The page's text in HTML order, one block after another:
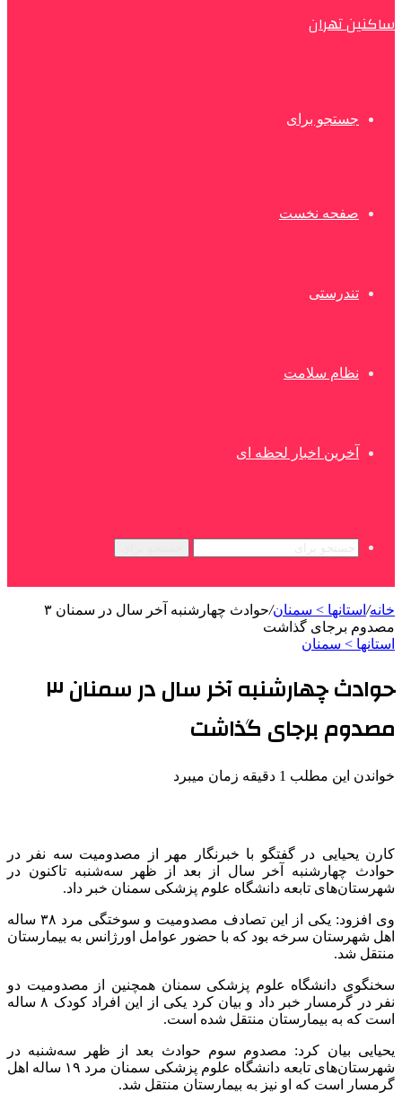
ساکنین تهران
جستجو برای
صفحه نخست
تندرستی
نظام سلامت
آخرین اخبار لحظه ای
خانه/ استانها > سمنان/
حوادث چهارشنبه آخر سال در سمنان ۳
مصدوم برجای گذاشت
استانها > سمنان
حوادث چهارشنبه آخر سال در سمنان ۳
مصدوم برجای گذاشت
خواندن این مطلب 1 دقیقه زمان میبرد
کارن یحیایی در گفتگو با خبرنگار مهر از مصدومیت سه نفر در
حوادث چهارشنبه آخر سال از بعد از ظهر سه‌شنبه تاکنون در
شهرستان‌های تابعه دانشگاه علوم پزشکی سمنان خبر داد.
وی افزود: یکی از این تصادف مصدومیت و سوختگی مرد ۳۸ ساله
اهل شهرستان سرخه بود که با حضور عوامل اورژانس به بیمارستان
منتقل شد.
سخنگوی دانشگاه علوم پزشکی سمنان همچنین از مصدومیت دو
نفر در گرمسار خبر داد و بیان کرد یکی از این افراد کودک ۸ ساله
است که به بیمارستان منتقل شده است.
یحیایی بیان کرد: مصدوم سوم حوادث بعد از ظهر سه‌شنبه در
شهرستان‌های تابعه دانشگاه علوم پزشکی سمنان مرد ۱۹ ساله اهل
گرمسار است که او نیز به بیمارستان منتقل شد.